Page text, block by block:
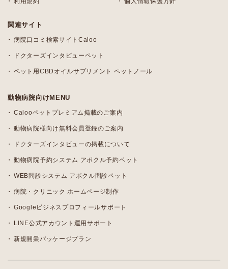
関連サイト
病院口コミ検索サイトCaloo
ドクターズインタビューペット
ペット用CBDオイルサプリメント ペットノール
動物病院向けMENU
Calooペットプレミアム掲載のご案内
動物病院様向け無料会員登録のご案内
ドクターズインタビューの掲載について
動物病院予約システム アポクル予約ペット
WEB問診システム アポクル問診ペット
病院・クリニック ホームページ制作
Googleビジネスプロフィールサポート
LINE公式アカウント運用サポート
新規開業パッケージプラン